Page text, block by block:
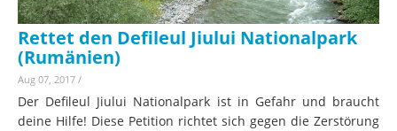
Rettet den Defileul Jiului Nationalpark
(Rumänien)
Aug 07, 2017 /
Der Defileul Jiului Nationalpark ist in Gefahr und braucht
deine Hilfe! Diese Petition richtet sich gegen die Zerstörung